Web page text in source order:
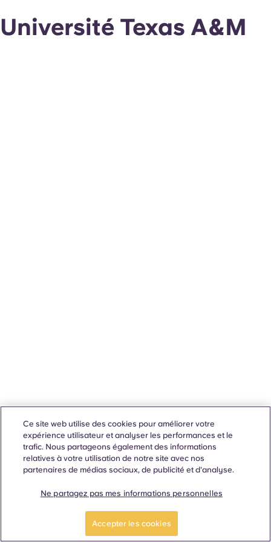
Université Texas A&M
Ce site web utilise des cookies pour améliorer votre
expérience utilisateur et analyser les performances et le
trafic. Nous partageons également des informations
relatives à votre utilisation de notre site avec nos
partenaires de médias sociaux, de publicité et d'analyse.
Ne partagez pas mes informations personnelles
Accepter les cookies